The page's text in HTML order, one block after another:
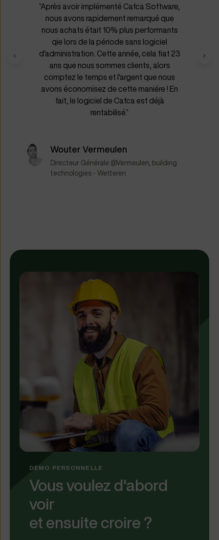
“Après avoir implémenté Cafca Software,
nous avons rapidement remarqué que
nous achats était 10% plus performants
qie lors de la période sans logiciel
d'administration. Cette année, cela fiat 23
ans que nous sommes clients, alors
comptez le temps et l'argent que nous
avons économisez de cette maniére ! En
fait, le logiciel de Cafca est déjà
rentabilisé.”
Wouter Vermeulen
Directeur Générale @Vermeulen, building
technologies - Wetteren
DÉMO PERSONNELLE
Vous voulez d'abord
voir
et ensuite croire ?